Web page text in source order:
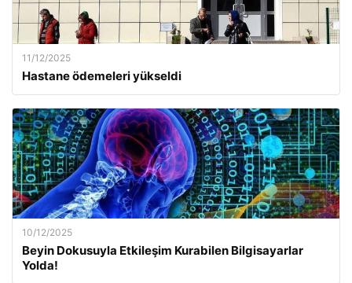
11/12/2025
Hastane ödemeleri yükseldi
10/12/2025
Beyin Dokusuyla Etkileşim Kurabilen Bilgisayarlar
Yolda!